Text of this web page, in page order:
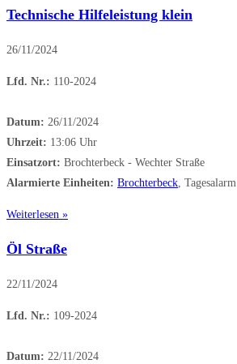
Technische Hilfeleistung klein
26/11/2024
Lfd. Nr.: 110-2024
Datum: 26/11/2024
Uhrzeit: 13:06 Uhr
Einsatzort: Brochterbeck - Wechter Straße
Alarmierte Einheiten: Brochterbeck, Tagesalarm
Weiterlesen »
Öl Straße
22/11/2024
Lfd. Nr.: 109-2024
Datum: 22/11/2024